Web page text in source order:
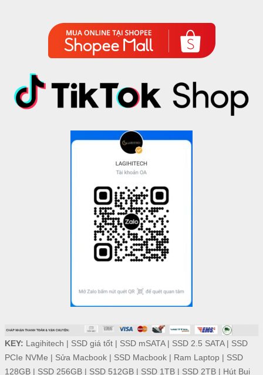
KEY: Lagihitech | SSD giá tốt| SSD mSATA| SSD 2.5 SATA| SSD
PCIe NVMe | Sửa Macbook| SSD Macbook| Ram Laptop| SSD
128GB| SSD 256GB| SSD 512GB| SSD 1TB| SSD 2TB| Hút Bụi